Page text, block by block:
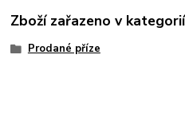
Zboží zařazeno v
Prodané příze